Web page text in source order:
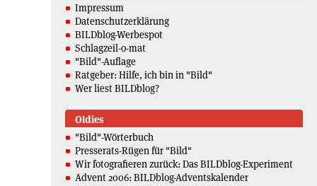
Impressum
Datenschutzerklärung
BILDblog-Werbespot
Schlagzeil-o-mat
"Bild"-Auflage
Ratgeber: Hilfe, ich bin in "Bild"
Wer liest BILDblog?
Oldies
"Bild"-Wörterbuch
Presserats-Rügen für "Bild"
Wir fotografieren zurück: Das BILDblog-Experiment
Advent 2006: BILDblog-Adventskalender